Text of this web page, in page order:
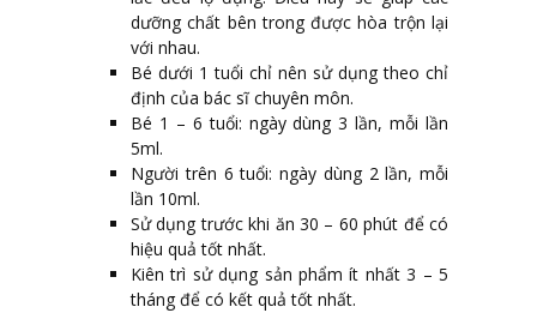
dưỡng chất bên trong được hòa trộn lại
với nhau.
Bé dưới 1 tuổi chỉ nên sử dụng theo chỉ
định của bác sĩ chuyên môn.
Bé 1 – 6 tuổi: ngày dùng 3 lần, mỗi lần
5ml.
Người trên 6 tuổi: ngày dùng 2 lần, mỗi
lần 10ml.
Sử dụng trước khi ăn 30 – 60 phút để có
hiệu quả tốt nhất.
Kiên trì sử dụng sản phẩm ít nhất 3 – 5
tháng để có kết quả tốt nhất.